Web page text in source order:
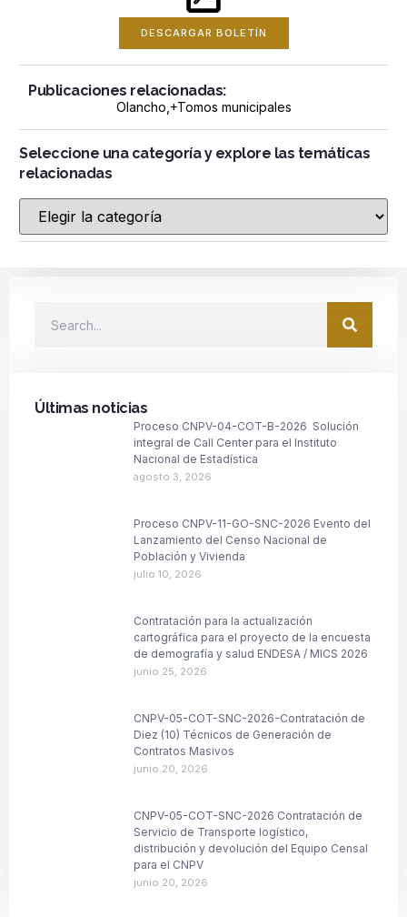
DESCARGAR BOLETÍN
Publicaciones relacionadas:
Olancho ,+Tomos municipales
Seleccione una categoría y explore las temáticas
relacionadas
Últimas noticias
Proceso CNPV-04-COT-B-2026 Solución
integral de Call Center para el Instituto
Nacional de Estadística
agosto 3, 2026
Proceso CNPV-11-GO-SNC-2026 Evento del
Lanzamiento del Censo Nacional de
Población y Vivienda
julio 10, 2026
Contratación para la actualización
cartográfica para el proyecto de la encuesta
de demografía y salud ENDESA / MICS 2026
junio 25, 2026
CNPV-05-COT-SNC-2026-Contratación de
Diez (10) Técnicos de Generación de
Contratos Masivos
junio 20, 2026
CNPV-05-COT-SNC-2026 Contratación de
Servicio de Transporte logístico,
distribución y devolución del Equipo Censal
para el CNPV
junio 20, 2026